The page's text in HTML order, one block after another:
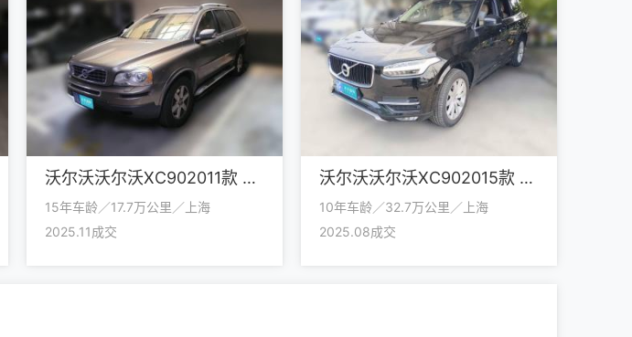
沃尔沃沃尔沃XC902011款 2.5T 北欧豪华版
15年车龄／17.7万公里／上海
2025.11成交
沃尔沃沃尔沃XC902015款 T6 智雅版 5座
10年车龄／32.7万公里／上海
2025.08成交